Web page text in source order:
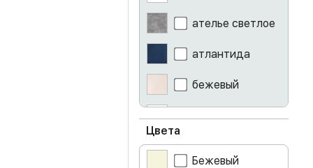
ателье светлое
атлантида
бежевый
белый глянец
Цвета
Бежевый